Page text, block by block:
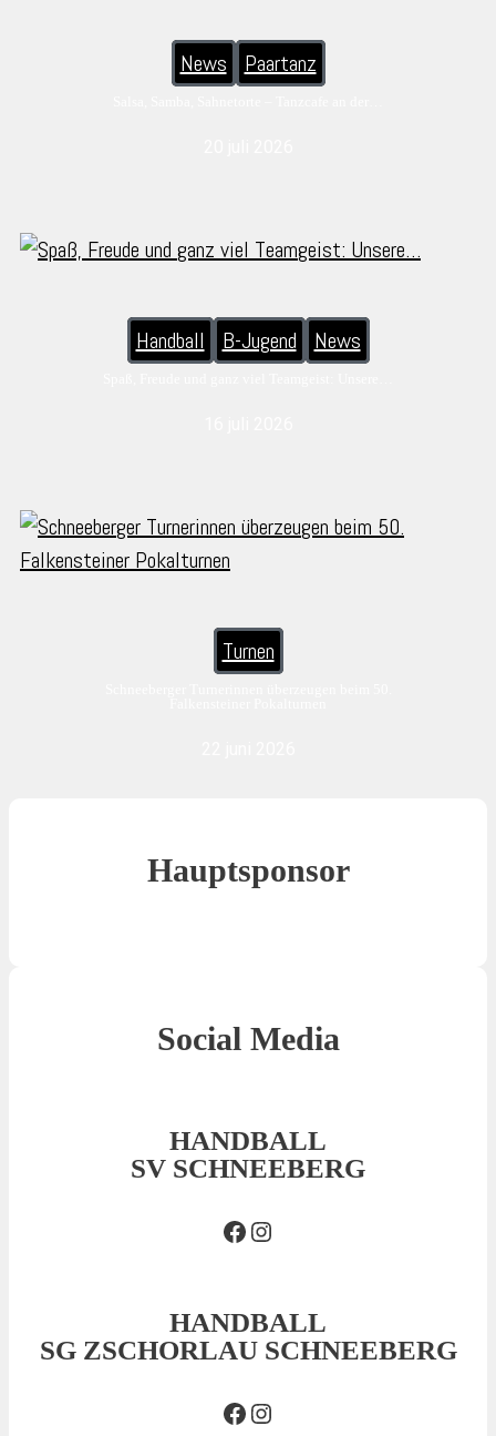
News Paartanz
Handball B-Jugend News
Turnen
Hauptsponsor
Social Media
HANDBALL
SV SCHNEEBERG
Facebook SVSInsta SVS
HANDBALL
SG ZSCHORLAU SCHNEEBERG
Facebook SGInsta SG